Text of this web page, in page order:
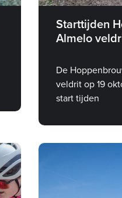
Starttijden
Almelo
De
veldrit op 19
start tijden